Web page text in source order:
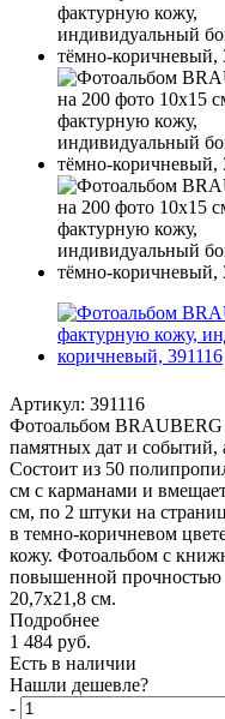
Артикул: 391116
Фотоальбом BRAUBERG
памятных дат и событий,
Состоит из 50
см с карманами и
см, по 2 штуки на
в темно-коричневом
кожу. Фотоальбом с
повышенной прочностью
20,7х21,8 см.
Подробнее
1 484 руб.
Есть в наличии
Нашли дешевле?
-